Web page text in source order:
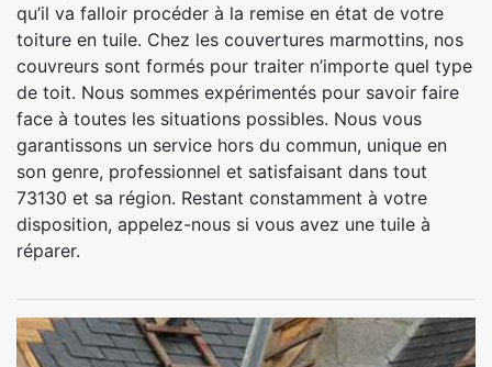
qu’il va falloir procéder à la remise en état de votre
toiture en tuile. Chez les couvertures marmottins, nos
couvreurs sont formés pour traiter n’importe quel type
de toit. Nous sommes expérimentés pour savoir faire
face à toutes les situations possibles. Nous vous
garantissons un service hors du commun, unique en
son genre, professionnel et satisfaisant dans tout
73130 et sa région. Restant constamment à votre
disposition, appelez-nous si vous avez une tuile à
réparer.